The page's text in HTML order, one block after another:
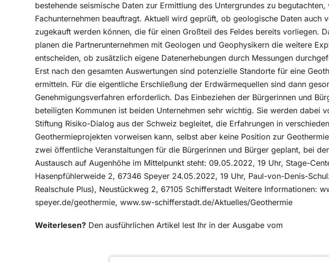
bestehende seismische Daten zur Ermittlung des Untergrundes zu begutachten,
Fachunternehmen beauftragt. Aktuell wird geprüft, ob geologische Daten auch
zugekauft werden können, die für einen Großteil des Feldes bereits vorliegen.
planen die Partnerunternehmen mit Geologen und Geophysikern die weitere
entscheiden, ob zusätzlich eigene Datenerhebungen durch Messungen
Erst nach den gesamten Auswertungen sind potenzielle Standorte für eine
ermitteln. Für die eigentliche Erschließung der Erdwärmequellen sind dann
Genehmigungsverfahren erforderlich. Das Einbeziehen der Bürgerinnen und
beteiligten Kommunen ist beiden Unternehmen sehr wichtig. Sie werden dabei
Stiftung Risiko-Dialog aus der Schweiz begleitet, die Erfahrungen in
Geothermieprojekten vorweisen kann, selbst aber keine Position zur
zwei öffentliche Veranstaltungen für die Bürgerinnen und Bürger geplant, bei
Austausch auf Augenhöhe im Mittelpunkt steht: 09.05.2022, 19 Uhr, Stage-
Hasenpfühlerweide 2, 67346 Speyer 24.05.2022, 19 Uhr, Paul-von-Denis-
Realschule Plus), Neustückweg 2, 67105 Schifferstadt Weitere Informationen:
speyer.de/geothermie, www.sw-schifferstadt.de/Aktuelles/Geothermie
Weiterlesen? Den ausführlichen Artikel lest Ihr in der Ausgabe vom